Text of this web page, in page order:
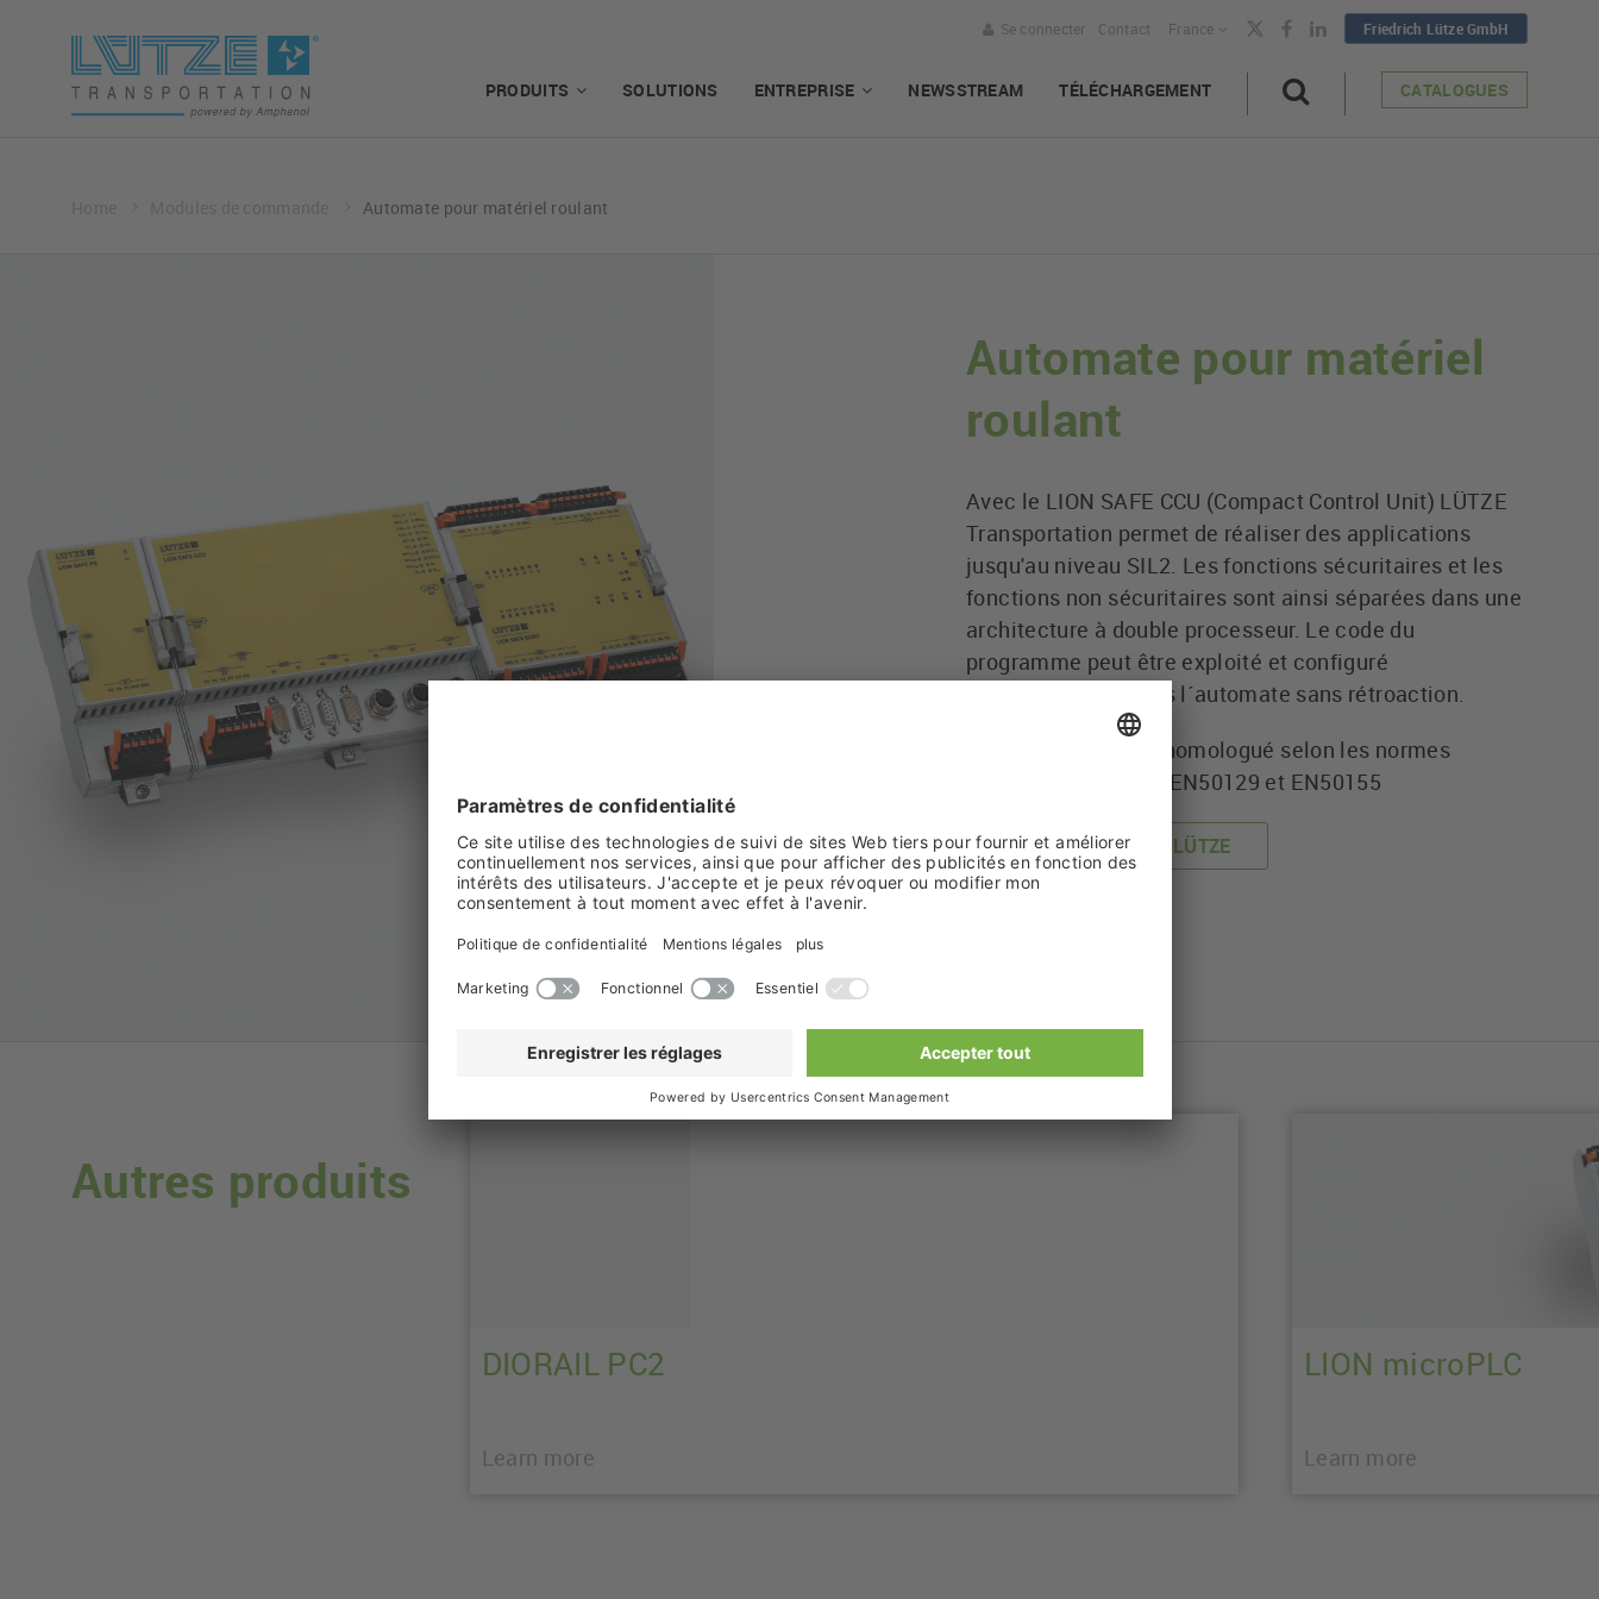
Friedrich Lütze GmbH
France
Se connecter Contact
PRODUITS SOLUTIONS ENTREPRISE NEWSSTREAM TÉLÉCHARGEMENT CATALOGUES
Automate pour matériel roulant
Automate pour matériel
roulant
Avec le LION SAFE CCU (Compact Control Unit) LÜTZE
Transportation permet de réaliser des applications
jusqu'au niveau SIL2. Les fonctions sécuritaires et les
fonctions non sécuritaires sont ainsi séparées dans une
architecture à double processeur. Le code du
programme peut être exploité et configuré
indifféremment dans l´automate sans rétroaction.
LION SAFE CCU est homologué selon les normes
EN50126, EN50128, EN50129 et EN50155
Catalogue en ligne LÜTZE
Autres produits
DIORAIL PC2
Learn more
LION microPLC
Learn more